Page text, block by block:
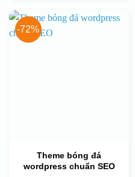
-72%
Theme bóng đá
wordpress chuẩn SEO